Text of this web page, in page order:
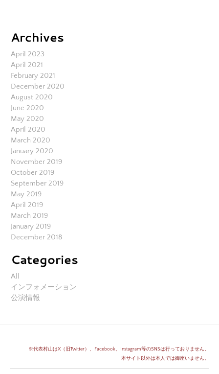
Archives
April 2023
April 2021
February 2021
December 2020
August 2020
June 2020
May 2020
April 2020
March 2020
January 2020
November 2019
October 2019
September 2019
May 2019
April 2019
March 2019
January 2019
December 2018
Categories
All
インフォメーション
公演情報
※代表村山はX（旧Twitter）、Facebook、Instagram等のSNSは行っておりません。
​本サイト以外は本人では御座いません。